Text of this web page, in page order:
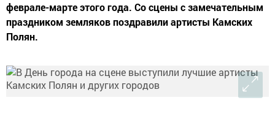
феврале-марте этого года. Со сцены с замечательным
праздником земляков поздравили артисты Камских
Полян.